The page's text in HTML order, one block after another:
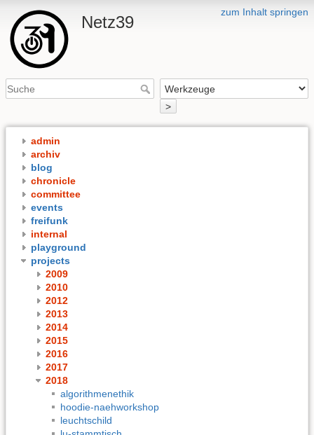
zum Inhalt springen
Netz39
>
admin
archiv
blog
chronicle
committee
events
freifunk
internal
playground
projects
2009
2010
2012
2013
2014
2015
2016
2017
2018
algorithmenethik
hoodie-naehworkshop
leuchtschild